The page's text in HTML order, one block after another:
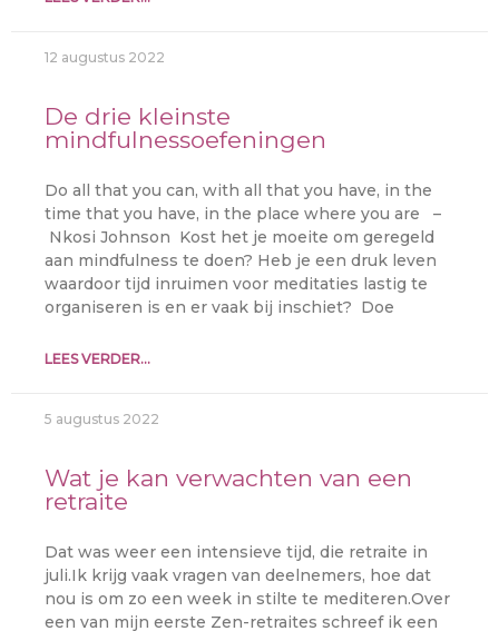
12 augustus 2022
De drie kleinste
mindfulnessoefeningen
Do all that you can, with all that you have, in the
time that you have, in the place where you are –
Nkosi Johnson Kost het je moeite om geregeld
aan mindfulness te doen? Heb je een druk leven
waardoor tijd inruimen voor meditaties lastig te
organiseren is en er vaak bij inschiet? Doe
LEES VERDER...
5 augustus 2022
Wat je kan verwachten van een
retraite
Dat was weer een intensieve tijd, die retraite in
juli.Ik krijg vaak vragen van deelnemers, hoe dat
nou is om zo een week in stilte te mediteren.Over
een van mijn eerste Zen-retraites schreef ik een